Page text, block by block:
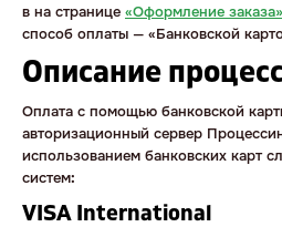
в на странице «Оформление заказа»
способ оплаты — «Банковской
Описание
Оплата с помощью банковской
авторизационный сервер
использованием банковских карт
систем:
VISA International